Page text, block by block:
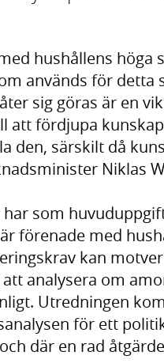
hushållens
används för
sig göras är en
att fördjupa
den, särskilt då
Niklas
som
förenade med
kan
analysera om
Utredningen
för ett
där en rad